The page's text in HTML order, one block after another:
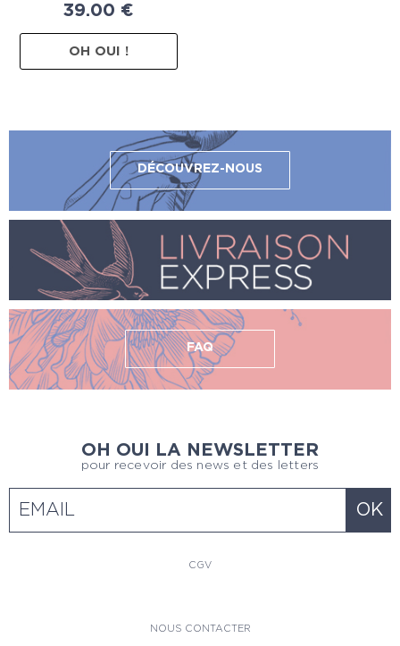
39.00 €
OH OUI !
DÉCOUVREZ-NOUS
FAQ
OH OUI LA NEWSLETTER
pour recevoir des news et des letters
CGV
NOUS CONTACTER